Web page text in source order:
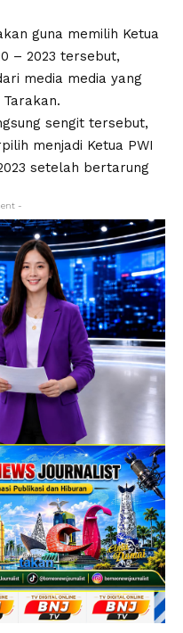
guna memilih Ketua
– 2023 tersebut,
media media yang
sengit tersebut,
menjadi Ketua PWI
setelah bertarung
-